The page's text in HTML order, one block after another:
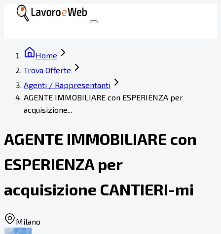
Home
Trova Offerte
Agenti / Rappresentanti
AGENTE IMMOBILIARE con ESPERIENZA per
acquisizione...
AGENTE IMMOBILIARE con
ESPERIENZA per
acquisizione CANTIERI-mi
Milano